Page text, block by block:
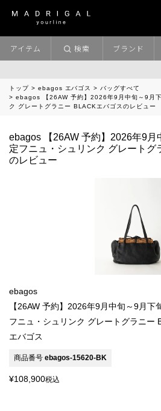
アイテム 検索 ブランド
トップ ebagos エバゴス
バッグすべて
ebagos 【26AW 予約】2026年9月中旬～9月
ク グレートグラニー BLACKエバゴスのレビュー
ebagos 【26AW 予約】2026年9月
定フニュ・シュリンク グレートグ
のレビュー
ebagos
【26AW 予約】2026年9月中旬～9月下
フニュ・シュリンク グレートグラニー
エバゴス
商品番号 ebagos-15620-BK
¥108,900税込